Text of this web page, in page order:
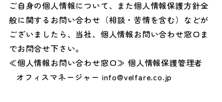
ご自身の個人情報について、また個人情報保護方針全
般に関するお問い合わせ（相談・苦情を含む）などが
ございましたら、当社、個人情報お問い合わせ窓口ま
でお問合せ下さい。
≪個人情報お問い合わせ窓口≫ 個人情報保護管理者
オフィスマネージャー info@velfare.co.jp